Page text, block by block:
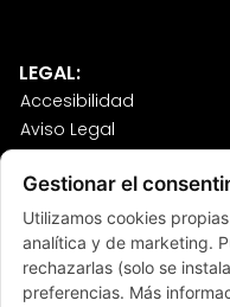
LEGAL:
Accesibilidad
Aviso Legal
Política de Cookies
Política de Privacidad
Sitemap
Términos y Condiciones
Gestionar el
Utilizamos cookies
analítica y de marketing.
rechazarlas (solo se
preferencias. Más